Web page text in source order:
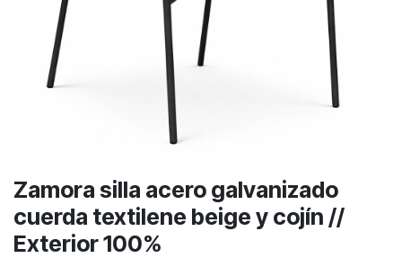
Zamora silla acero galvanizado
cuerda textilene beige y cojín //
Exterior 100%